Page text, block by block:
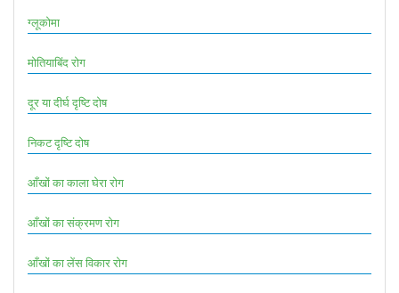
ग्लूकोमा
मोतियाबिंद रोग
दूर या दीर्घ दृष्टि दोष
निकट दृष्टि दोष
आँखों का काला घेरा रोग
आँखों का संक्रमण रोग
आँखों का लेंस विकार रोग